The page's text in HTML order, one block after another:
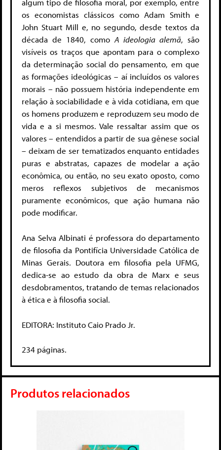
os economistas clássicos como Adam Smith e
John Stuart Mill e, no segundo, desde textos da
década de 1840, como A ideologia alemã, são
visíveis os traços que apontam para o complexo
da determinação social do pensamento, em que
as formações ideológicas – aí incluídos os valores
morais – não possuem história independente em
relação à sociabilidade e à vida cotidiana, em que
os homens produzem e reproduzem seu modo de
vida e a si mesmos. Vale ressaltar assim que os
valores – entendidos a partir de sua gênese social
– deixam de ser tematizados enquanto entidades
puras e abstratas, capazes de modelar a ação
econômica, ou então, no seu exato oposto, como
meros reflexos subjetivos de mecanismos
puramente econômicos, que ação humana não
pode modificar.
Ana Selva Albinati é professora do departamento
de filosofia da Pontifícia Universidade Católica de
Minas Gerais. Doutora em filosofia pela UFMG,
dedica-se ao estudo da obra de Marx e seus
desdobramentos, tratando de temas relacionados
à ética e à filosofia social.
EDITORA: Instituto Caio Prado Jr.
234 páginas.
Produtos relacionados